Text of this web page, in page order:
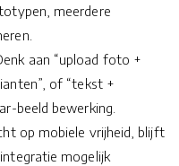
meerdere
aan “upload foto +
of “tekst +
beeld bewerking.
op mobiele vrijheid, blijft
mogelijk